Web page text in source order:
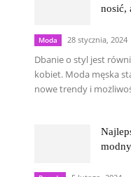
nosić,
Moda 28 stycznia, 2024
Dbanie o styl jest
kobiet. Moda męska
nowe trendy i